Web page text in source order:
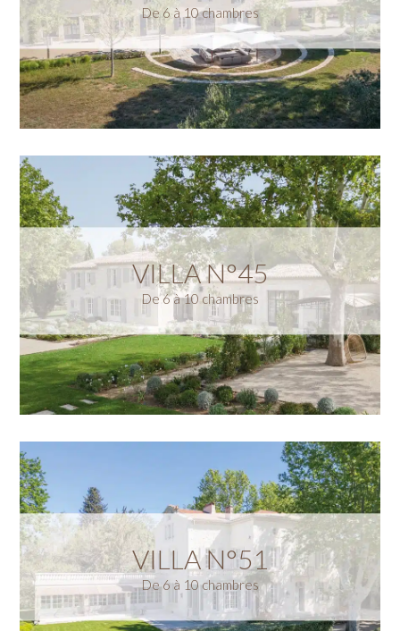
De 6 à 10 chambres
VILLA N°45
De 6 à 10 chambres
VILLA N°51
De 6 à 10 chambres